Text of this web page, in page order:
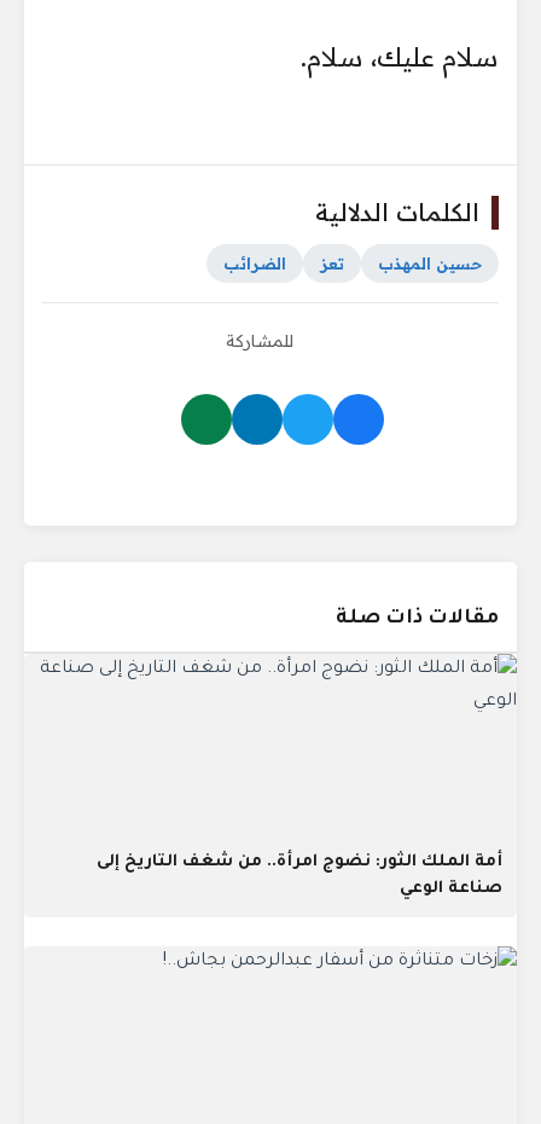
سلام عليك، سلام.
الكلمات الدلالية
حسين المهذب تعز الضرائب
للمشاركة
مقالات ذات صلة
أمة الملك الثور: نضوج امرأة.. من شغف التاريخ إلى
صناعة الوعي